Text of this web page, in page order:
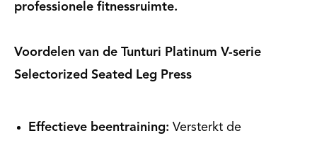
professionele fitnessruimte.
Voordelen van de Tunturi Platinum V-serie
Selectorized Seated Leg Press
Effectieve beentraining: Versterkt de